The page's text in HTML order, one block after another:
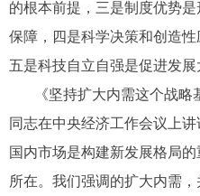
的根本前提，三是制度优势
保障，四是科学决策和创造
五是科技自立自强是促进发展
《坚持扩大内需这个战
同志在中央经济工作会议上
国内市场是构建新发展格局
所在。我们强调的扩大内需